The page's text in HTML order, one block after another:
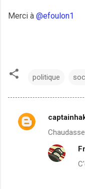
Merci à @efoulon1
politique
C